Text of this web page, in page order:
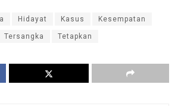
Hidayat Kasus Kesempatan
Tersangka Tetapkan